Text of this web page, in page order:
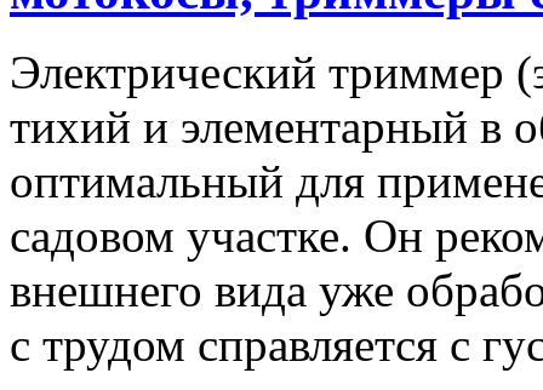
Электрический триммер
тихий и элементарный в
оптимальный для
садовом участке. Он
внешнего вида уже
с трудом справляется с